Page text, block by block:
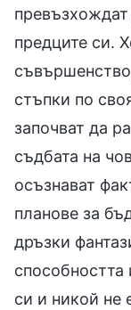
превъзхождат
предците си.
стъпки по
започват да
съдбата на
осъзнават
планове за
дръзки
способността
си и никой не